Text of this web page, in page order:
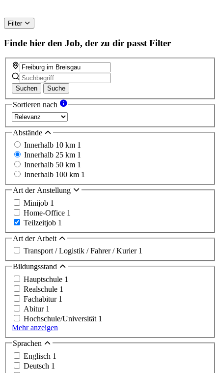
Filter
Finde hier den Job, der zu dir passt Filter
Suchen Suche
Sortieren nach
Abstände
Innerhalb 10 km 1
Innerhalb 25 km 1
Innerhalb 50 km 1
Innerhalb 100 km 1
Art der Anstellung
Minijob 1
Home-Office 1
Teilzeitjob 1
Art der Arbeit
Transport / Logistik / Fahrer / Kurier 1
Bildungsstand
Hauptschule 1
Realschule 1
Fachabitur 1
Abitur 1
Hochschule/Universität 1
Mehr anzeigen
Sprachen
Englisch 1
Deutsch 1